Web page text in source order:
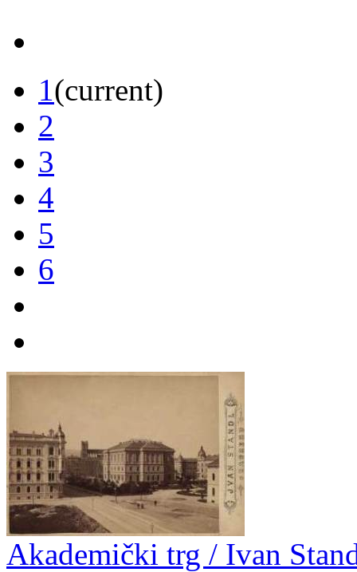
1(current)
2
3
4
5
6
Akademički trg / Ivan